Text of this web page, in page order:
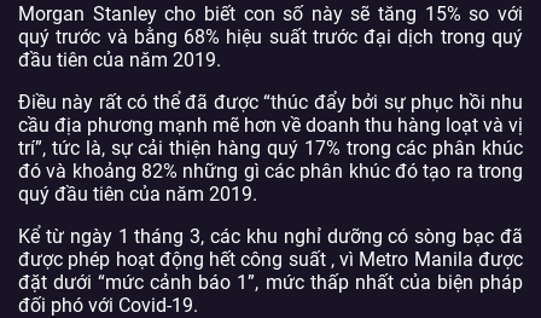
Morgan Stanley cho biết con số này sẽ tăng 15% so với
quý trước và bằng 68% hiệu suất trước đại dịch trong quý
đầu tiên của năm 2019.
Điều này rất có thể đã được “thúc đẩy bởi sự phục hồi nhu
cầu địa phương mạnh mẽ hơn về doanh thu hàng loạt và vị
trí”, tức là, sự cải thiện hàng quý 17% trong các phân khúc
đó và khoảng 82% những gì các phân khúc đó tạo ra trong
quý đầu tiên của năm 2019.
Kể từ ngày 1 tháng 3, các khu nghỉ dưỡng có sòng bạc đã
được phép hoạt động hết công suất , vì Metro Manila được
đặt dưới “mức cảnh báo 1”, mức thấp nhất của biện pháp
đối phó với Covid-19.